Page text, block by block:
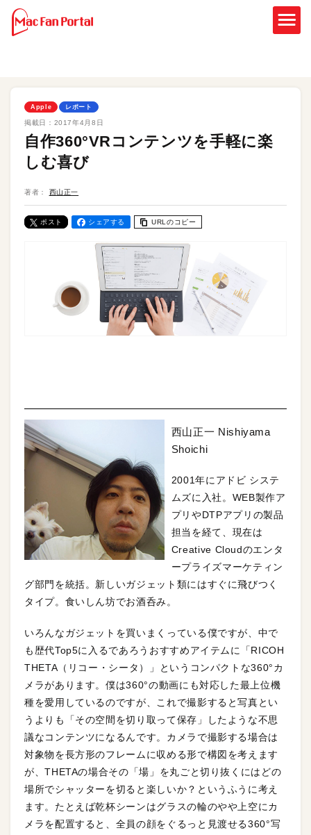
Apple レポート
掲載日： 2017年4月8日
自作360°VRコンテンツを手軽に楽
しむ喜び
著者： 西山正一
ポスト シェアする URLのコピー
西山正一 Nishiyama
Shoichi
2001年にアドビ システ
ムズに入社。WEB製作ア
プリやDTPアプリの製品
担当を経て、現在は
Creative Cloudのエンタ
ープライズマーケティン
グ部門を統括。新しいガジェット類にはすぐに飛びつく
タイプ。食いしん坊でお酒呑み。
いろんなガジェットを買いまくっている僕ですが、中で
も歴代Top5に入るであろうおすすめアイテムに「RICOH
THETA（リコー・シータ）」というコンパクトな360°カ
メラがあります。僕は360°の動画にも対応した最上位機
種を愛用しているのですが、これで撮影すると写真とい
うよりも「その空間を切り取って保存」したような不思
議なコンテンツになるんです。カメラで撮影する場合は
対象物を長方形のフレームに収める形で構図を考えます
が、THETAの場合その「場」を丸ごと切り抜くにはどの
場所でシャッターを切ると楽しいか？というふうに考え
ます。たとえば乾杯シーンはグラスの輪のやや上空にカ
メラを配置すると、全員の顔をぐるっと見渡せる360°写